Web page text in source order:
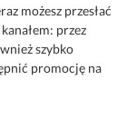
możesz przesłać
przez
szybko
promocję na